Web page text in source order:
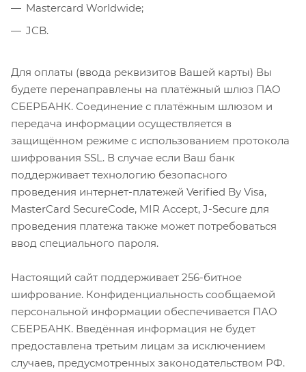
Mastercard Worldwide;
JCB.
Для оплаты (ввода реквизитов Вашей карты) Вы
будете перенаправлены на платёжный шлюз ПАО
СБЕРБАНК. Соединение с платёжным шлюзом и
передача информации осуществляется в
защищённом режиме с использованием протокола
шифрования SSL. В случае если Ваш банк
поддерживает технологию безопасного
проведения интернет-платежей Verified By Visa,
MasterCard SecureCode, MIR Accept, J-Secure для
проведения платежа также может потребоваться
ввод специального пароля.
Настоящий сайт поддерживает 256-битное
шифрование. Конфиденциальность сообщаемой
персональной информации обеспечивается ПАО
СБЕРБАНК. Введённая информация не будет
предоставлена третьим лицам за исключением
случаев, предусмотренных законодательством РФ.